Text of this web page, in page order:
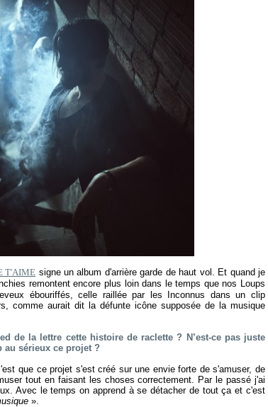
T'AIME signe un album d'arrière garde de haut vol. Et quand je
remontent encore plus loin dans le temps que nos Loups
ébouriffés, celle raillée par les Inconnus dans un clip
comme aurait dit la défunte icône supposée de la musique
de la lettre cette histoire de raclette ? N’est-ce pas juste
au sérieux ce projet ?
que ce projet s'est créé sur une envie forte de s'amuser, de
tout en faisant les choses correctement. Par le passé j'ai
Avec le temps on apprend à se détacher de tout ça et c'est
».